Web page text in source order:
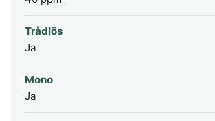
Trådlös
Ja
Mono
Ja